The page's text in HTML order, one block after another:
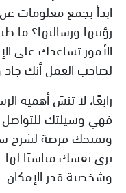
ابدأ بجمع معلومات
رؤيتها ورسالتها؟ ما
الأمور تساعدك على
لصاحب العمل أنك
فهي وسيلتك
وتمنحك فرصة لشرح
ترى نفسك مناسبًا
وشخصية قدر الإمكان.